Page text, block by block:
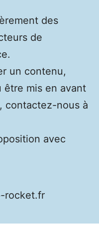
des
de
un contenu,
être mis en avant
contactez-nous à
avec
rocket.fr